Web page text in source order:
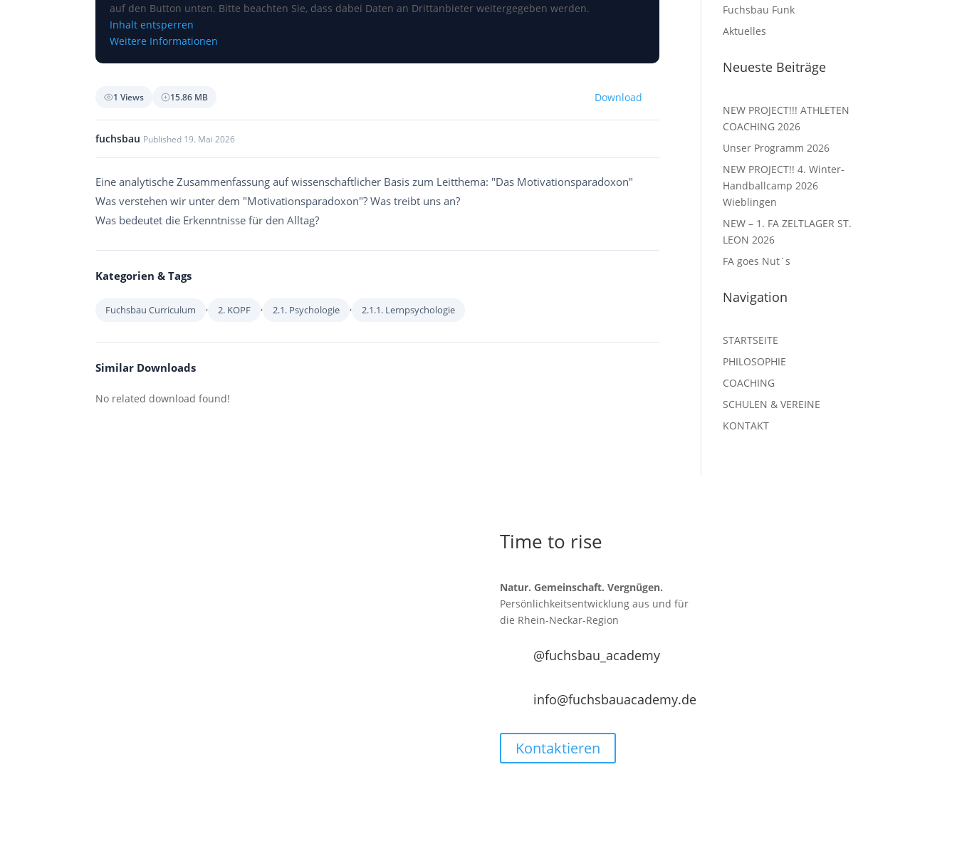
auf den Button unten. Bitte beachten Sie, dass dabei Daten an Drittanbieter weitergegeben werden.
Inhalt entsperren
Weitere Informationen
1 Views 15.86 MB Download
fuchsbau Published 19. Mai 2026
Eine analytische Zusammenfassung auf wissenschaftlicher Basis zum Leitthema: "Das Motivationsparadoxon"
Was verstehen wir unter dem "Motivationsparadoxon"? Was treibt uns an?
Was bedeutet die Erkenntnisse für den Alltag?
Kategorien & Tags
Fuchsbau Curriculum , 2. KOPF , 2.1. Psychologie , 2.1.1. Lernpsychologie
Similar Downloads
No related download found!
Fuchsbau Funk
Aktuelles
Neueste Beiträge
NEW PROJECT!!! ATHLETEN
COACHING 2026
Unser Programm 2026
NEW PROJECT!! 4. Winter-
Handballcamp 2026
Wieblingen
NEW – 1. FA ZELTLAGER ST.
LEON 2026
FA goes Nut´s
Navigation
STARTSEITE
PHILOSOPHIE
COACHING
SCHULEN & VEREINE
KONTAKT
Time to rise
Natur. Gemeinschaft. Vergnügen.
Persönlichkeitsentwicklung aus und für
die Rhein-Neckar-Region
@fuchsbau_academy
info@fuchsbauacademy.de
Kontaktieren